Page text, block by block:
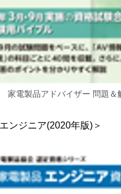
家電製品アドバイザー 問題＆
ンジニア(2020年版)＞